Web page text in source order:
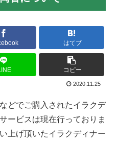
はてブ
コピー
2020.11.25
どでご購入されたイラクデ
ービスは現在行っておりま
上げ頂いたイラクディナー